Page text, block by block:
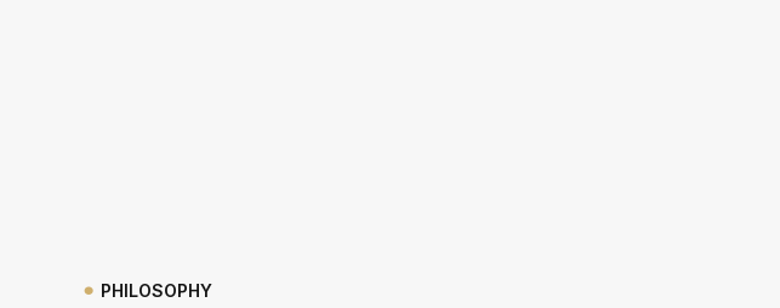
⚫︎ PHILOSOPHY